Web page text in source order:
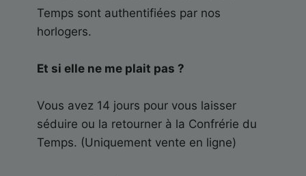
Temps sont authentifiées par nos
horlogers.
Et si elle ne me plait pas ?
Vous avez 14 jours pour vous laisser
séduire ou la retourner à la Confrérie du
Temps. (Uniquement vente en ligne)